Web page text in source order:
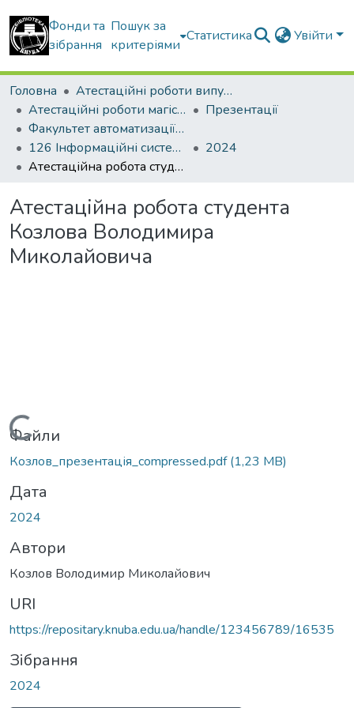
Фонди та
зібрання
Пошук за
критеріями
Статистика Увійти
Головна
Атестаційні роботи випускників
Атестаційні роботи магістрів
Презентації
Факультет автоматизації і інформаційних технологій
126 Інформаційні системи та технології. Управління проєктами
2024
Атестаційна робота студента Козлова Володимира Миколайовича
Атестаційна робота студента
Козлова Володимира
Миколайовича
Вантажиться...
Файли
Козлов_презентація_compressed.pdf(1,23 MB)
Дата
2024
Автори
Козлов Володимир Миколайович
URI
https://repositary.knuba.edu.ua/handle/123456789/16535
Зібрання
2024